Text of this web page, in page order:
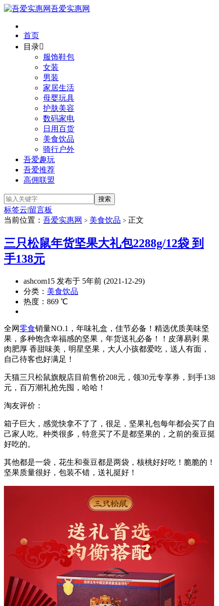
吾爱实惠网
首页
目录
服饰鞋包
女装
男装
家居生活
母婴玩具
护肤美容
数码家电
日用百货
美食饮品
骑行户外
吾爱趣玩
吾爱推荐
高佣联盟
标签云|留言板
当前位置： 吾爱实惠网 > 美食饮品 > 正文
三只松鼠年货坚果大礼包2288g/12袋 到
手138元
ashcom15 发布于 5年前 (2021-12-29)
分类： 美食饮品
热度：869 ℃
全网零食销量NO.1，年味礼盒，佳节必备！精选优质美味坚
果，多种饱含幸福感的坚果，年货送礼必备！！皮薄易剥 果
肉肥厚 香甜味美，明星坚果，大人小孩都爱吃，送人有面，
自己待客也好满足！
天猫三只松鼠旗舰店目前售价208元，领30元专享券，到手138
元，百万潮礼抢先囤，哈哈！
淘友评价：
箱子巨大，感觉快拿不了了，很足，坚果礼包每年都会买了自
己家人吃。种类很多，特意买了不是都坚果的，之前的蚕豆挺
好吃的。
其他都是一袋，花生和蚕豆都是两袋，核桃好好吃！脆脆的！
坚果质量很好，包装不错，送礼挺好！